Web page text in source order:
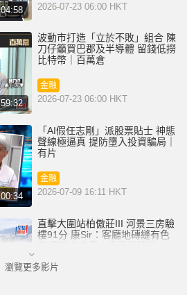
04:58 2026-07-23 06:00 HKT
59:32
波動市打造「立於不敗」組合 陳
刀仔籲買巴郡及半導體 留錢低撈
比特幣｜百萬倉
金融
2026-07-23 06:00 HKT
00:34
「AI假任志剛」派股票貼士 神態
聲線極逼真 提防墮入投資騙局｜
有片
金融
2026-07-09 16:11 HKT
直擊大圍站柏傲莊III 河景三房驗
樓91分 康Sir：客廳地磚縫有色
地產
瀏覽更多影片